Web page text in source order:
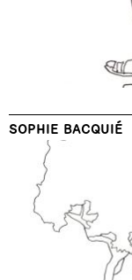
SOPHIE BACQUIÉ